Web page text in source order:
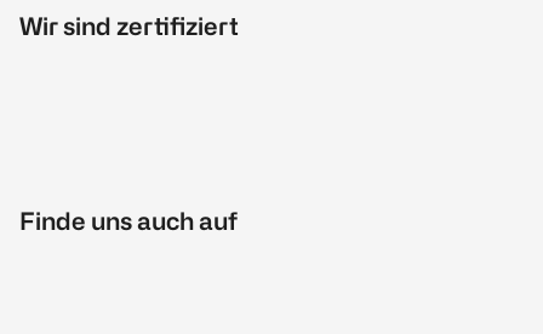
Wir sind zertifiziert
Finde uns auch auf